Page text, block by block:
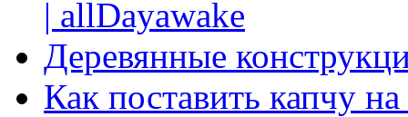
| allDayawake
Деревянные
Как поставить капчу